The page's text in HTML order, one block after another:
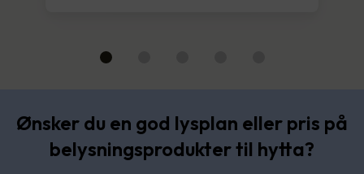
Ønsker du en god lysplan eller pris på
belysningsprodukter til hytta?